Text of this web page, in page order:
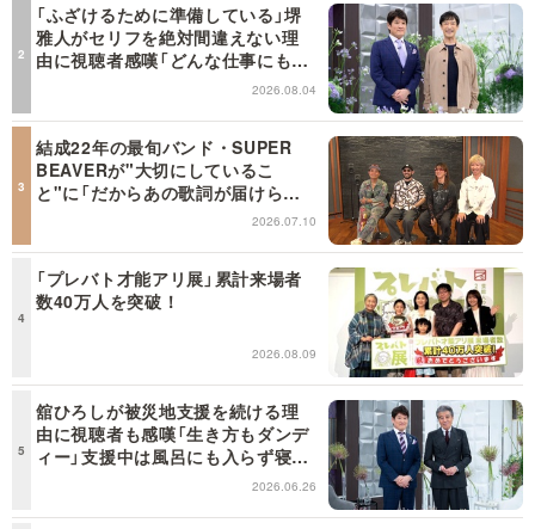
「ふざけるために準備している」堺
雅人がセリフを絶対間違えない理
由に視聴者感嘆「どんな仕事にも当
てはまる」【日曜日の初耳学】2026.08.04
結成22年の最旬バンド・SUPER
BEAVERが"大切にしているこ
と"に「だからあの歌詞が届けられ
るんだ」共感の声＜日曜日の初耳学
2026.07.10
「プレバト才能アリ展」累計来場者
数40万人を突破！
2026.08.09
舘ひろしが被災地支援を続ける理
由に視聴者も感嘆「生き方もダンデ
ィー」支援中は風呂にも入らず寝袋
で寝泊まり【日曜日の初耳学】2026.06.26